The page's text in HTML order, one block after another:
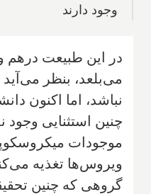
وجود دارند
در این طبیعت درهم
می‌بلعد، بنظر
نباشد، اما اکنون
چنین استثنایی وجود
موجودات
ویروس‌ها تغذیه
گروهی که چنین